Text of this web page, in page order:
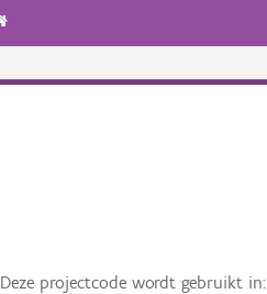
Deze projectcode wordt gebruikt in: